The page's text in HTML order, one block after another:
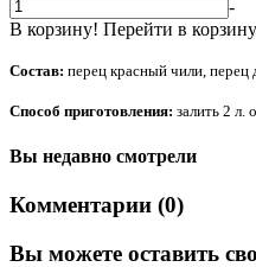
-
В корзину! Перейти в корзину
Состав: перец красный чили, перец
Способ приготовления: залить 2 л.
Вы недавно смотрели
Комментарии (0)
Вы можете оставить